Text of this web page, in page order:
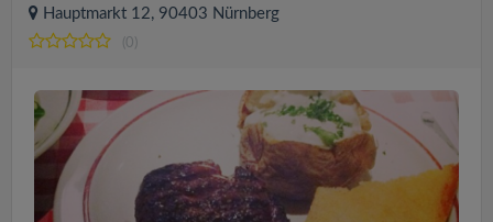
Hauptmarkt 12, 90403 Nürnberg
(0)